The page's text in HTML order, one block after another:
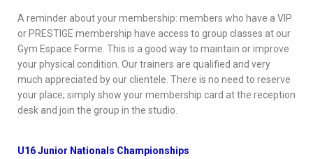
A reminder about your membership: members who have a VIP
or PRESTIGE membership have access to group classes at our
Gym Espace Forme. This is a good way to maintain or improve
your physical condition. Our trainers are qualified and very
much appreciated by our clientele. There is no need to reserve
your place; simply show your membership card at the reception
desk and join the group in the studio.
U16 Junior Nationals Championships